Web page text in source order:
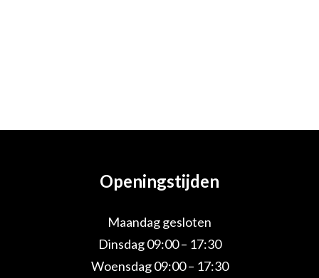
Openingstijden
Maandag gesloten
Dinsdag 09:00 – 17:30
Woensdag 09:00 – 17:30